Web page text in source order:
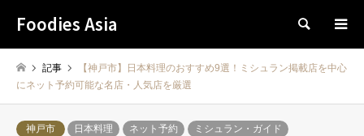
Foodies Asia 検索
記事
【神戸市】日本料理のおすすめ9選！ミシュラン掲載店を中心
にネット予約可能な名店・人気店を厳選
神戸市 日本料理 ネット予約 ミシュラン・ガイド